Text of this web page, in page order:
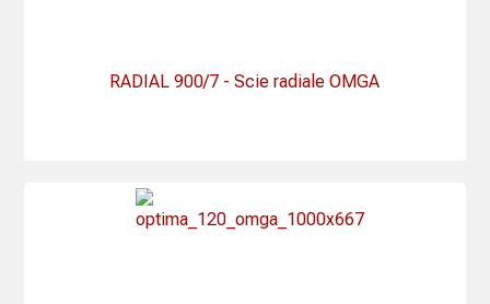
RADIAL 900/7 - Scie radiale OMGA